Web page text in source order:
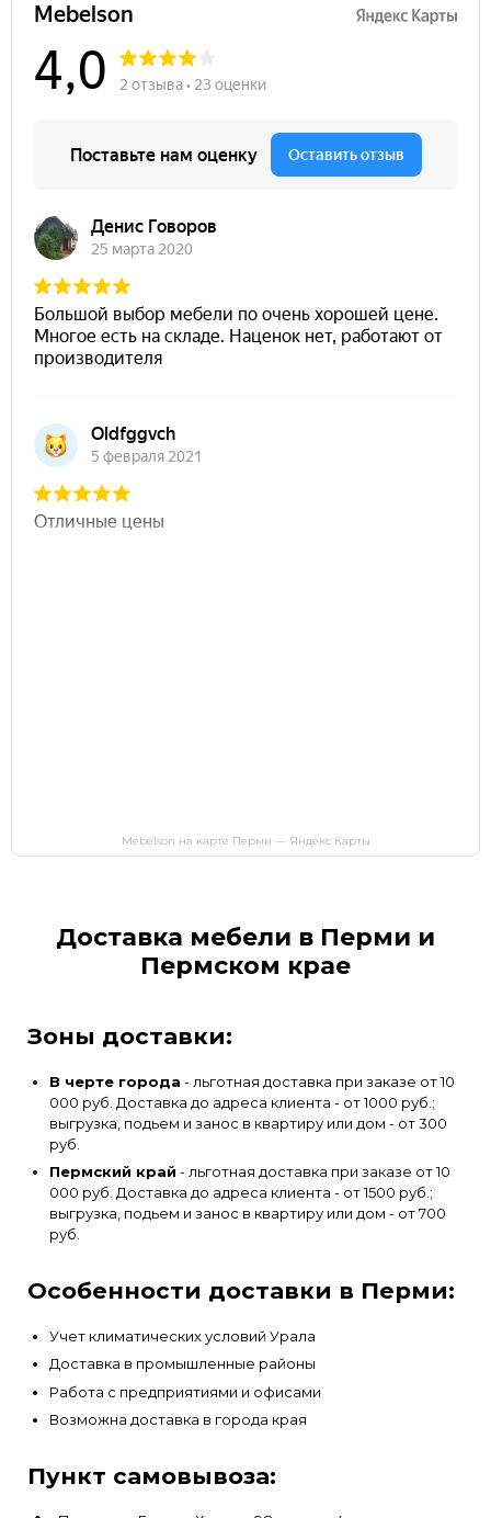
Mebelson на карте Перми — Яндекс Карты
Доставка мебели в Перми и
Пермском крае
Зоны доставки:
В черте города - льготная доставка при заказе от 10
000 руб. Доставка до адреса клиента - от 1000 руб.;
выгрузка, подьем и занос в квартиру или дом - от 300
руб.
Пермский край - льготная доставка при заказе от 10
000 руб. Доставка до адреса клиента - от 1500 руб.;
выгрузка, подьем и занос в квартиру или дом - от 700
руб.
Особенности доставки в Перми:
Учет климатических условий Урала
Доставка в промышленные районы
Работа с предприятиями и офисами
Возможна доставка в города края
Пункт самовывоза: